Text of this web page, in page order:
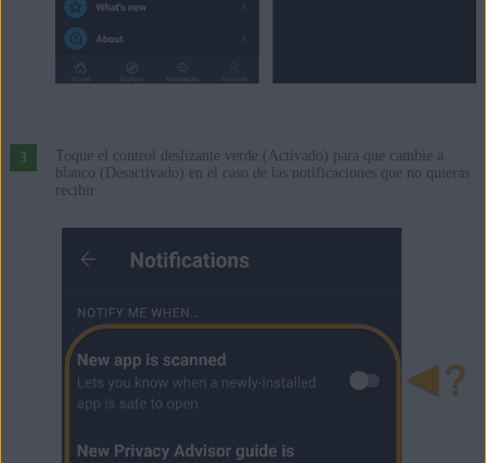
Toque el control deslizante verde (Activado) para que cambie a
blanco (Desactivado) en el caso de las notificaciones que no quieras
recibir.